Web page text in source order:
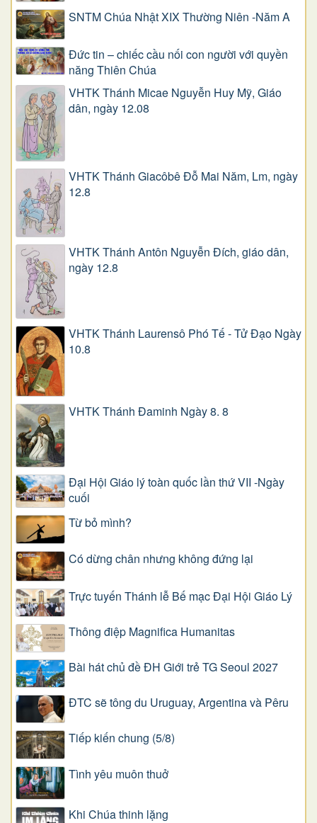
SNTM Chúa Nhật XIX Thường Niên -Năm A
Đức tin – chiếc cầu nối con người với quyền
năng Thiên Chúa
VHTK Thánh Micae Nguyễn Huy Mỹ, Giáo
dân, ngày 12.08
VHTK Thánh Giacôbê Ðỗ Mai Năm, Lm, ngày
12.8
VHTK Thánh Antôn Nguyễn Ðích, giáo dân,
ngày 12.8
VHTK Thánh Laurensô Phó Tế - Tử Đạo Ngày
10.8
VHTK Thánh Đaminh Ngày 8. 8
Đại Hội Giáo lý toàn quốc lần thứ VII -Ngày
cuối
Từ bỏ mình?
Có dừng chân nhưng không đứng lại
Trực tuyến Thánh lễ Bế mạc Đại Hội Giáo Lý
Thông điệp Magnifica Humanitas
Bài hát chủ đề ĐH Giới trẻ TG Seoul 2027
ĐTC sẽ tông du Uruguay, Argentina và Pêru
Tiếp kiến chung (5/8)
Tình yêu muôn thuở
Khi Chúa thinh lặng